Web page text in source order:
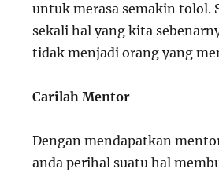
untuk merasa semakin tolol.
sekali hal yang kita
tidak menjadi orang yang
Carilah Mentor
Dengan mendapatkan
anda perihal suatu hal